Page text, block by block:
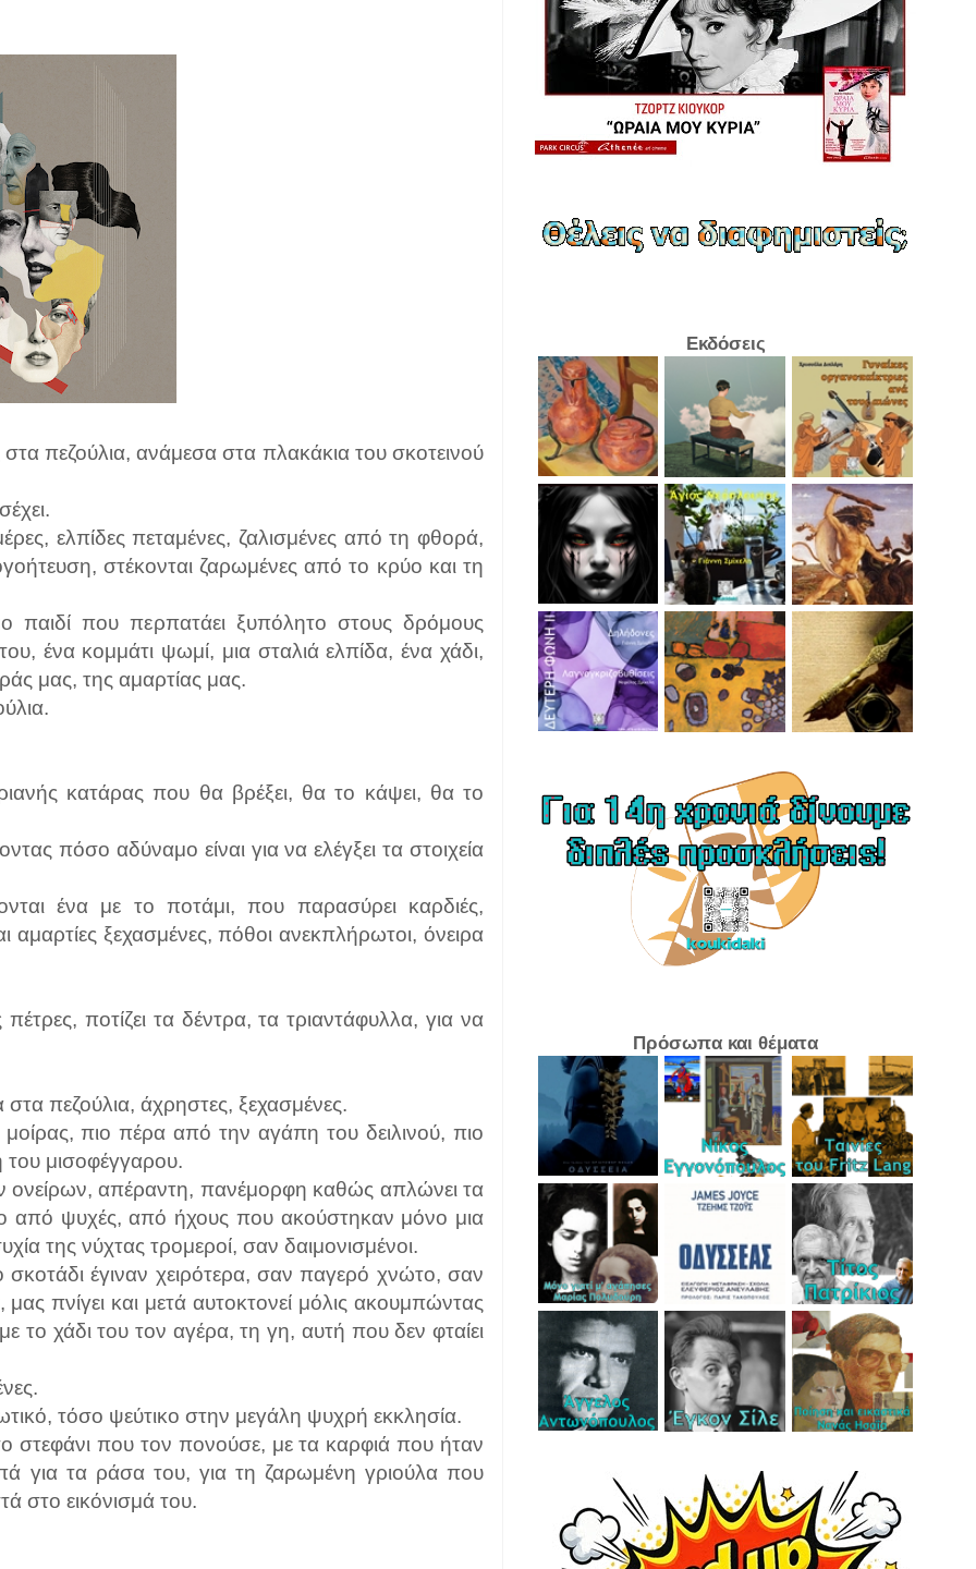
στα πεζούλια, ανάμεσα στα πλακάκια του σκοτεινού
ελπίδες πεταμένες, ζαλισμένες από τη φθορά,
στέκονται ζαρωμένες από το κρύο και τη
παιδί που περπατάει ξυπόλητο στους δρόμους
ένα κομμάτι ψωμί, μια σταλιά ελπίδα, ένα χάδι,
μας, της αμαρτίας μας.
κατάρας που θα βρέξει, θα το κάψει, θα το
πόσο αδύναμο είναι για να ελέγξει τα στοιχεία
ένα με το ποτάμι, που παρασύρει καρδιές,
ξεχασμένες, πόθοι ανεκπλήρωτοι, όνειρα
ποτίζει τα δέντρα, τα τριαντάφυλλα, για να
πεζούλια, άχρηστες, ξεχασμένες.
πιο πέρα από την αγάπη του δειλινού, πιο
μισοφέγγαρου.
απέραντη, πανέμορφη καθώς απλώνει τα
από ψυχές, από ήχους που ακούστηκαν μόνο μια
της νύχτας τρομεροί, σαν δαιμονισμένοι.
έγιναν χειρότερα, σαν παγερό χνώτο, σαν
πνίγει και μετά αυτοκτονεί μόλις ακουμπώντας
το χάδι του τον αγέρα, τη γη, αυτή που δεν φταίει
τόσο ψεύτικο στην μεγάλη ψυχρή εκκλησία.
στεφάνι που τον πονούσε, με τα καρφιά που ήταν
για τα ράσα του, για τη ζαρωμένη γριούλα που
στο εικόνισμά του.
Εκδόσεις
Πρόσωπα και θέματα